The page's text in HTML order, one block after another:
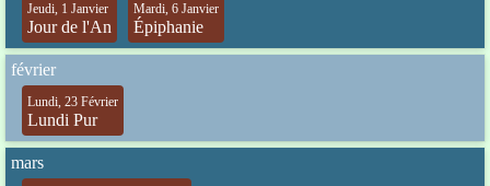
Jeudi, 1 Janvier
Jour de l'An
Mardi, 6 Janvier
Épiphanie
février
Lundi, 23 Février
Lundi Pur
mars